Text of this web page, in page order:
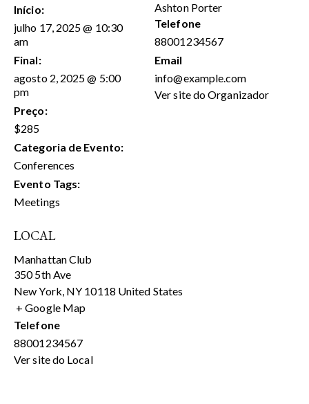
Início:
julho 17, 2025 @ 10:30
am
Final:
agosto 2, 2025 @ 5:00
pm
Preço:
$285
Categoria de Evento:
Conferences
Evento Tags:
Meetings
Ashton Porter
Telefone
88001234567
Email
info@example.com
Ver site do Organizador
LOCAL
Manhattan Club
350 5th Ave
New York, NY 10118 United States
+ Google Map
Telefone
88001234567
Ver site do Local